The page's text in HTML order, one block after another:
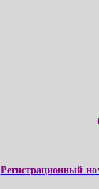
Регистрационный